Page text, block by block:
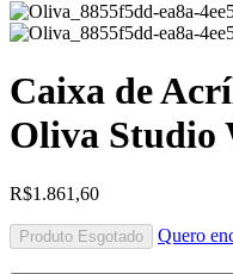
Caixa de
Oliva Studio
R$1.861,60
Produto Esgotado Quero